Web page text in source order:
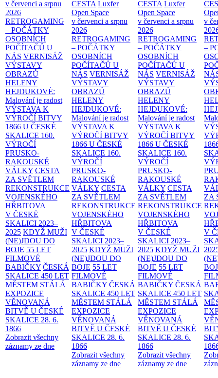
v červenci a srpnu
2026
RETROGAMING
– POČÁTKY
OSOBNÍCH
POČÍTAČŮ U
NÁS VERNISÁŽ
VÝSTAVY
OBRAZŮ
HELENY
HEJDUKOVÉ:
Malování je radost
VÝSTAVA K
VÝROČÍ BITVY
1866 U ČESKÉ
SKALICE 160.
VÝROČÍ
PRUSKO-
RAKOUSKÉ
VÁLKY CESTA
ZA SVĚTLEM
REKONSTRUKCE
VOJENSKÉHO
HŘBITOVA
V ČESKÉ
SKALICI 2023–
2025 KDYŽ MUŽI
(NE)JDOU DO
BOJE 55 LET
FILMOVÉ
BABIČKY ČESKÁ
SKALICE 450 LET
MĚSTEM STÁLÁ
EXPOZICE
VĚNOVANÁ
BITVĚ U ČESKÉ
SKALICE 28. 6.
1866
Zobrazit všechny
záznamy ze dne
CESTA Luxfer
Open Space
v červenci a srpnu
2026
RETROGAMING
– POČÁTKY
OSOBNÍCH
POČÍTAČŮ U
NÁS VERNISÁŽ
VÝSTAVY
OBRAZŮ
HELENY
HEJDUKOVÉ:
Malování je radost
VÝSTAVA K
VÝROČÍ BITVY
1866 U ČESKÉ
SKALICE 160.
VÝROČÍ
PRUSKO-
RAKOUSKÉ
VÁLKY CESTA
ZA SVĚTLEM
REKONSTRUKCE
VOJENSKÉHO
HŘBITOVA
V ČESKÉ
SKALICI 2023–
2025 KDYŽ MUŽI
(NE)JDOU DO
BOJE 55 LET
FILMOVÉ
BABIČKY ČESKÁ
SKALICE 450 LET
MĚSTEM STÁLÁ
EXPOZICE
VĚNOVANÁ
BITVĚ U ČESKÉ
SKALICE 28. 6.
1866
Zobrazit všechny
záznamy ze dne
CESTA Luxfer
Open Space
v červenci a srpnu
2026
RETROGAMING
– POČÁTKY
OSOBNÍCH
POČÍTAČŮ U
NÁS VERNISÁŽ
VÝSTAVY
OBRAZŮ
HELENY
HEJDUKOVÉ:
Malování je radost
VÝSTAVA K
VÝROČÍ BITVY
1866 U ČESKÉ
SKALICE 160.
VÝROČÍ
PRUSKO-
RAKOUSKÉ
VÁLKY CESTA
ZA SVĚTLEM
REKONSTRUKCE
VOJENSKÉHO
HŘBITOVA
V ČESKÉ
SKALICI 2023–
2025 KDYŽ MUŽI
(NE)JDOU DO
BOJE 55 LET
FILMOVÉ
BABIČKY ČESKÁ
SKALICE 450 LET
MĚSTEM STÁLÁ
EXPOZICE
VĚNOVANÁ
BITVĚ U ČESKÉ
SKALICE 28. 6.
1866
Zobrazit všechny
záznamy ze dne
v
–
ZA
V